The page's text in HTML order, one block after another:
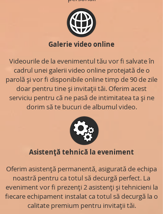
Galerie video online
Videourile de la evenimentul tău vor fi salvate în
cadrul unei galerii video online protejată de o
parolă și vor fi disponibile online timp de 90 de zile
doar pentru tine și invitații tăi. Oferim acest
serviciu pentru că ne pasă de intimitatea ta și ne
dorim să te bucuri de albumul video.
Asistență tehnică la eveniment
Oferim asistență permanentă, asigurată de echipa
noastră pentru ca totul să decurgă perfect. La
eveniment vor fi prezenți 2 asistenți și tehnicieni la
fiecare echipament instalat ca totul să decurgă la o
calitate premium pentru invitații tăi.